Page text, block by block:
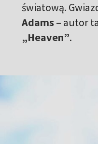
światową.
Adams– autor
„Heaven”.